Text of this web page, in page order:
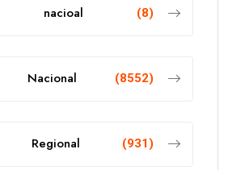
nacioal (8)
Nacional (8552)
Regional (931)